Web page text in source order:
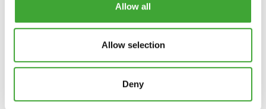
Allow all
Allow selection
Deny